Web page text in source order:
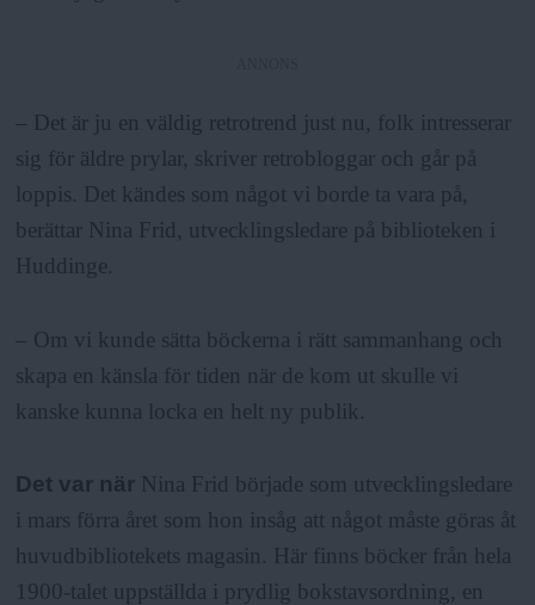
– Det är ju en väldig retrotrend just nu, folk intresserar
sig för äldre prylar, skriver retrobloggar och går på
loppis. Det kändes som något vi borde ta vara på,
berättar Nina Frid, utvecklingsledare på biblioteken i
Huddinge.
– Om vi kunde sätta böckerna i rätt sammanhang och
skapa en känsla för tiden när de kom ut skulle vi
kanske kunna locka en helt ny publik.
Det var när Nina Frid började som utvecklingsledare
i mars förra året som hon insåg att något måste göras åt
huvudbibliotekets magasin. Här finns böcker från hela
1900-talet uppställda i prydlig bokstavsordning, en